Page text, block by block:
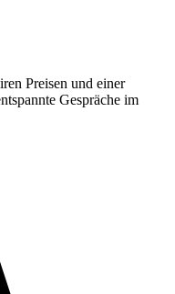
Preisen und einer
Gespräche im